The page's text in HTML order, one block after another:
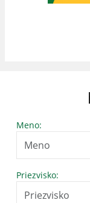
Meno:
Priezvisko: